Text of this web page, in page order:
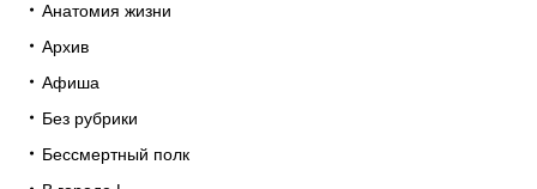
Анатомия жизни
Архив
Афиша
Без рубрики
Бессмертный полк